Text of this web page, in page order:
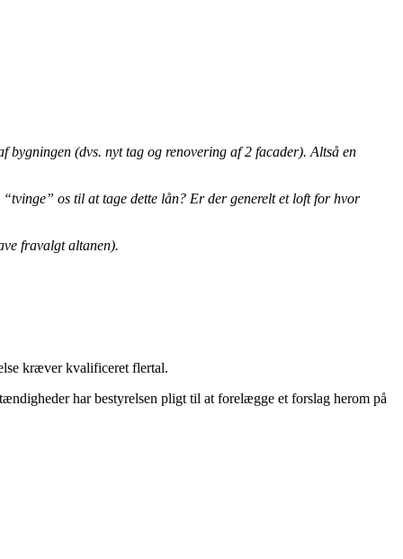
bygningen (dvs. nyt tag og renovering af 2 facader). Altså en
os til at tage dette lån? Er der generelt et loft for hvor
fravalgt altanen).
kræver kvalificeret flertal.
har bestyrelsen pligt til at forelægge et forslag herom på